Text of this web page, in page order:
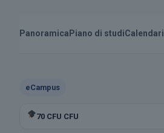
Panoramica Piano di studiCalendari
eCampus
70 CFU CFU